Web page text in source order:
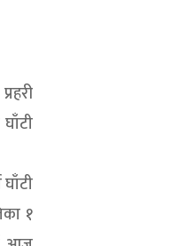
१